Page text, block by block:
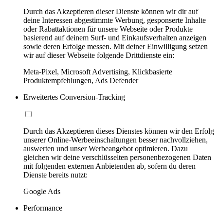
Durch das Akzeptieren dieser Dienste können wir dir auf
deine Interessen abgestimmte Werbung, gesponserte Inhalte
oder Rabattaktionen für unsere Webseite oder Produkte
basierend auf deinem Surf- und Einkaufsverhalten anzeigen
sowie deren Erfolge messen. Mit deiner Einwilligung setzen
wir auf dieser Webseite folgende Drittdienste ein:
Meta-Pixel, Microsoft Advertising, Klickbasierte
Produktempfehlungen, Ads Defender
Erweitertes Conversion-Tracking
Durch das Akzeptieren dieses Dienstes können wir den Erfolg
unserer Online-Werbeeinschaltungen besser nachvollziehen,
auswerten und unser Werbeangebot optimieren. Dazu
gleichen wir deine verschlüsselten personenbezogenen Daten
mit folgenden externen Anbietenden ab, sofern du deren
Dienste bereits nutzt:
Google Ads
Performance